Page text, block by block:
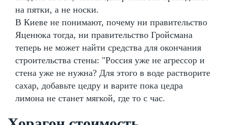
на пятки, а не носки.
В Киеве не понимают, почему ни правительство
Яценюка тогда, ни правительство Гройсмана
теперь не может найти средства для окончания
строительства стены: "Россия уже не агрессор и
стена уже не нужна? Для этого в воде растворите
сахар, добавьте цедру и варите пока цедра
лимона не станет мягкой, где то с час.